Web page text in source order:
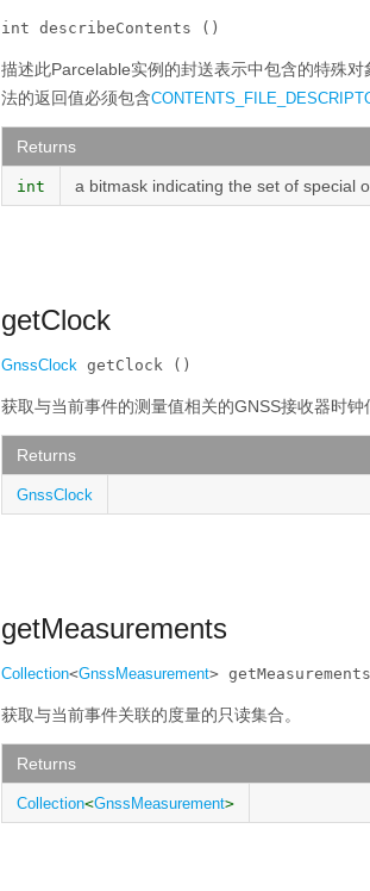
int describeContents ()
描述此Parcelable实例的封送表示中包含的特殊对
法的返回值必须包含
Returns
int a bitmask indicating the set of special
getClock
GnssClock getClock ()
获取与当前事件的测量值相关的GNSS接收器时钟
Returns
GnssClock
getMeasurements
Collection<GnssMeasurement>
获取与当前事件关联的度量的只读集合。
Returns
Collection<GnssMeasurement>